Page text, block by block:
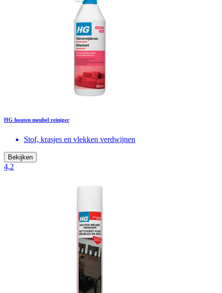
HG houten meubel reiniger
Stof, krasjes en vlekken verdwijnen
Bekijken
4,2